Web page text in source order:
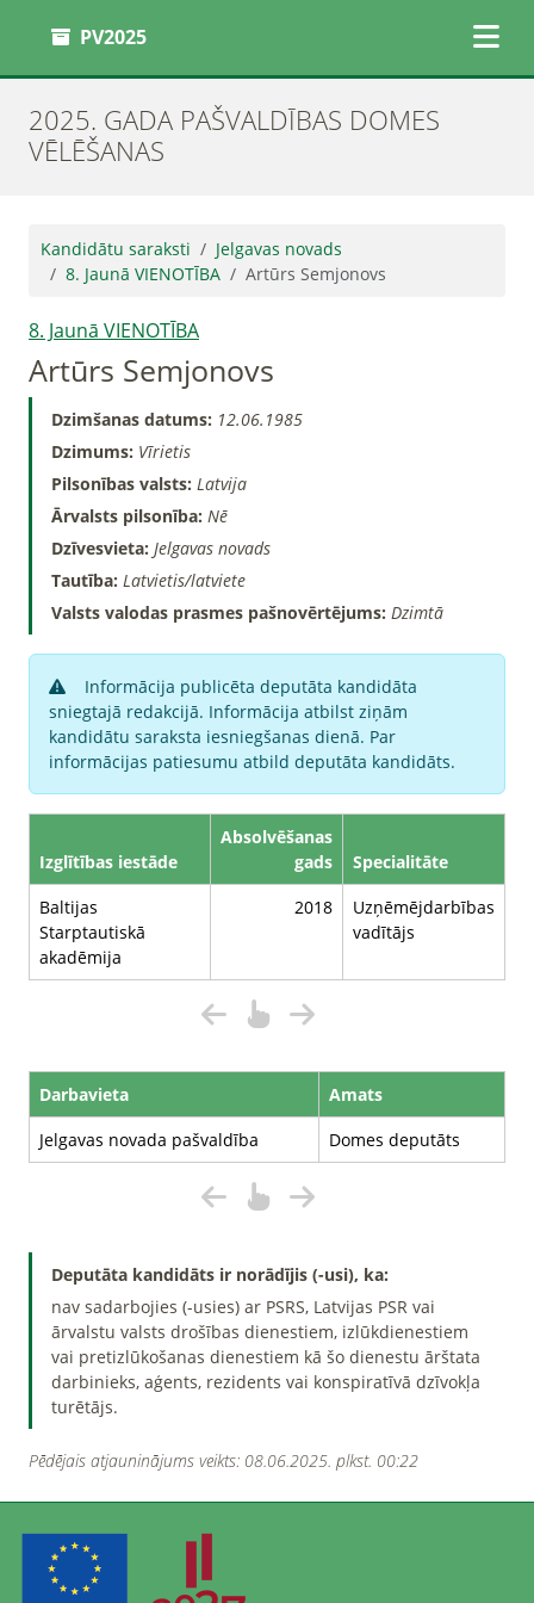
PV2025
2025. GADA PAŠVALDĪBAS DOMES
VĒLĒŠANAS
Kandidātu saraksti
Jelgavas novads
8. Jaunā VIENOTĪBA
Artūrs Semjonovs
8. Jaunā VIENOTĪBA
Artūrs Semjonovs
Dzimšanas datums: 12.06.1985
Dzimums: Vīrietis
Pilsonības valsts: Latvija
Ārvalsts pilsonība: Nē
Dzīvesvieta: Jelgavas novads
Tautība: Latvietis/latviete
Valsts valodas prasmes pašnovērtējums: Dzimtā
Informācija publicēta deputāta kandidāta
sniegtajā redakcijā. Informācija atbilst ziņām
kandidātu saraksta iesniegšanas dienā. Par
informācijas patiesumu atbild deputāta kandidāts.
Izglītības iestāde
Absolvēšanas
gads
Specialitāte
Baltijas
Starptautiskā
akadēmija
2018
Uzņēmējdarbības
vadītājs
Darbavieta
Amats
Jelgavas novada pašvaldība
Domes deputāts
Deputāta kandidāts ir norādījis (-usi), ka:
nav sadarbojies (-usies) ar PSRS, Latvijas PSR vai
ārvalstu valsts drošības dienestiem, izlūkdienestiem
vai pretizlūkošanas dienestiem kā šo dienestu ārštata
darbinieks, aģents, rezidents vai konspiratīvā dzīvokļa
turētājs.
Pēdējais atjauninājums veikts: 08.06.2025. plkst. 00:22